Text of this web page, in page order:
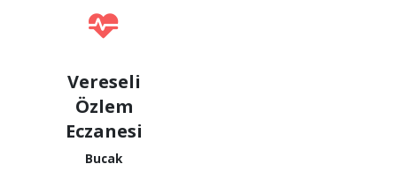
Vereseli
Özlem
Eczanesi
Bucak